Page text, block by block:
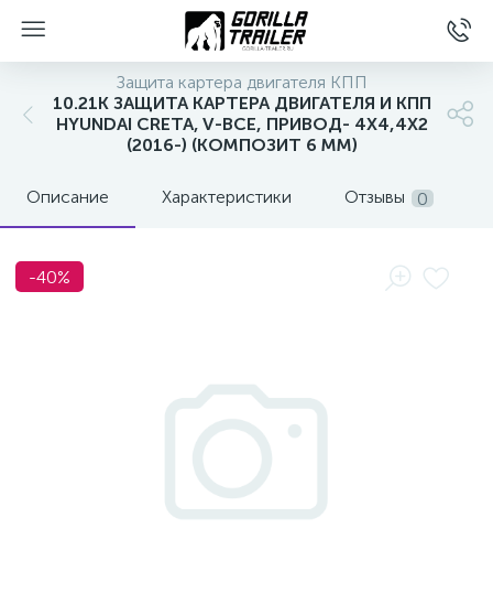
Защита картера двигателя КПП
10.21K ЗАЩИТА КАРТЕРА ДВИГАТЕЛЯ И КПП
HYUNDAI CRETA, V-ВСЕ, ПРИВОД- 4Х4,4Х2
(2016-) (КОМПОЗИТ 6 ММ)
Описание Характеристики Отзывы 0
-40%